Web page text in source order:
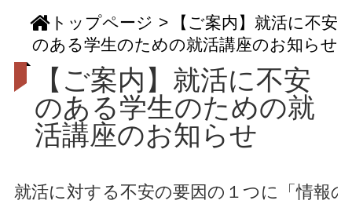
トップページ >
【ご案内】就活に不安
のある学生のための就活講座のお知らせ
【ご案内】就活に不安
のある学生のための就
活講座のお知らせ
就活に対する不安の要因の１つに「情報